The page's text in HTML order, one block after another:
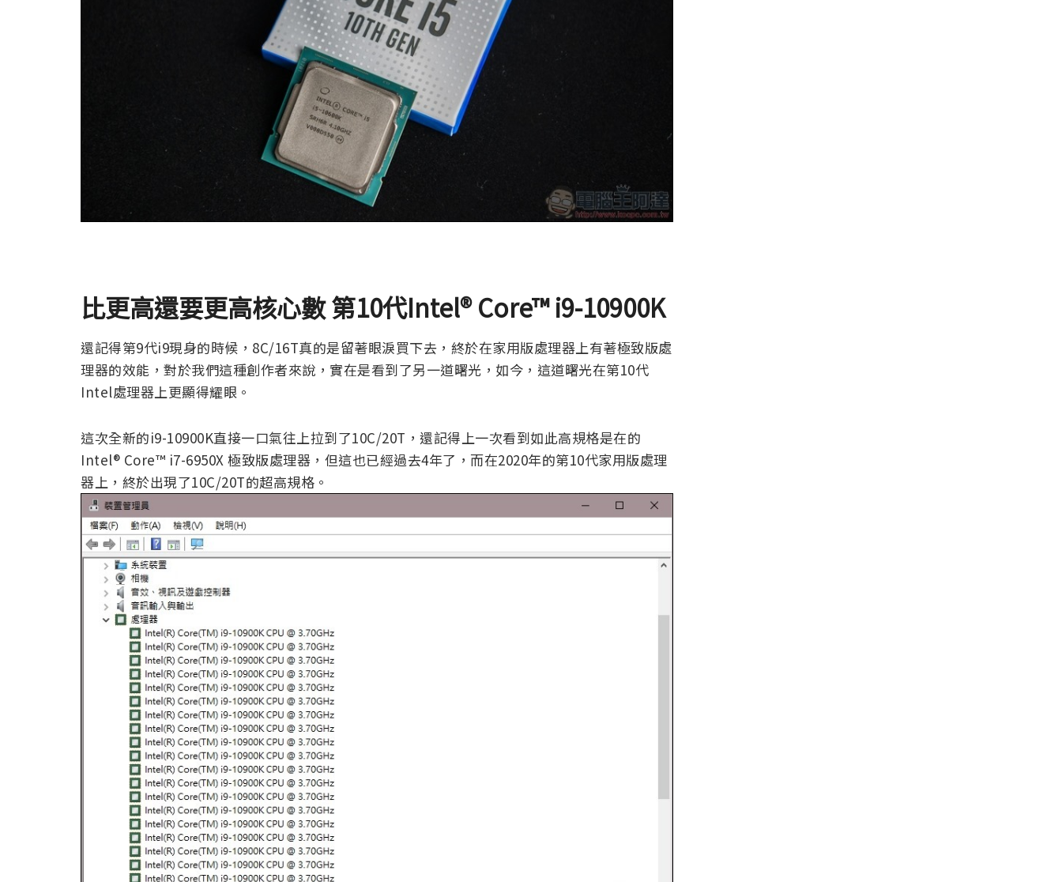
比更高還要更高核心數第10代Intel® Core™ i9-10900K
還記得第9代i9現身的時候，8C/16T真的是留著眼淚買下去，終於在家用版處理器上有著極致版處
理器的效能，對於我們這種創作者來說，實在是看到了另一道曙光，如今，這道曙光在第10代
Intel處理器上更顯得耀眼。
這次全新的i9-10900K直接一口氣往上拉到了10C/20T，還記得上一次看到如此高規格是在的
Intel® Core™ i7-6950X 極致版處理器，但這也已經過去4年了，而在2020年的第10代家用版處理
器上，終於出現了10C/20T的超高規格。